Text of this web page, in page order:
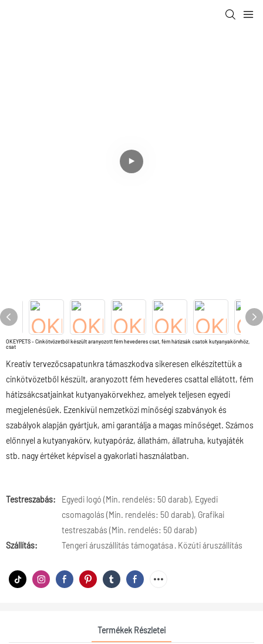
OKEYPETS - Cinkötvözetből készült aranyozott fém hevederes csat, fém hátizsák csatok kutyanyakörvhöz,
csat
Kreatív tervezőcsapatunkra támaszkodva sikeresen elkészítettük a
cinkötvözetből készült, aranyozott fém hevederes csattal ellátott, fém
hátizsákcsatjainkat kutyanyakörvekhez, amelyek teljesen egyedi
megjelenésűek. Ezenkívül nemzetközi minőségi szabványok és
szabályok alapján gyártjuk, ami garantálja a magas minőséget. Számos
előnnyel a kutyanyakörv, kutyapóráz, állathám, állatruha, kutyajáték
stb. nagy értéket képvisel a gyakorlati használatban.
Testreszabás:
Egyedi logó (Min. rendelés: 50 darab), Egyedi
csomagolás (Min. rendelés: 50 darab), Grafikai
testreszabás (Min. rendelés: 50 darab)
Szállítás:
Tengeri áruszállítás támogatása · Közúti áruszállítás
Termékek Részletei